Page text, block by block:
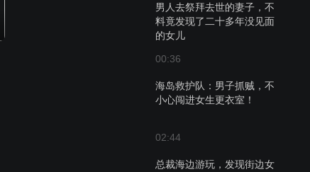
男人去祭拜去世的妻子，不
料竟发现了二十多年没见面
的女儿
00:36
海岛救护队：男子抓贼，不
小心闯进女生更衣室！
02:44
总裁海边游玩，发现街边女